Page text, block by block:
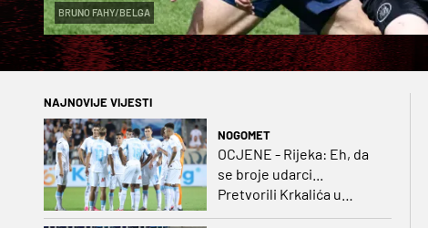
BRUNO FAHY/BELGA
NAJNOVIJE VIJESTI
NOGOMET
OCJENE - Rijeka: Eh, da
se broje udarci...
Pretvorili Krkalića u